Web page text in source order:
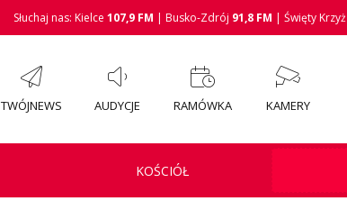
Słuchaj nas: Kielce 107,9 FM | Busko-Zdrój 91,8 FM | Święty Krzyż
TWÓJNEWS AUDYCJE RAMÓWKA KAMERY
KOŚCIÓŁ